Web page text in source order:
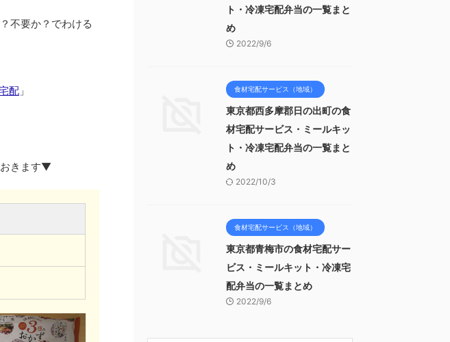
不要か？でわける
配」
おきます▼
ト・冷凍宅配弁当の一覧まと
め
2022/9/6
食材宅配サービス（地域）
東京都西多摩郡日の出町の食
材宅配サービス・ミールキッ
ト・冷凍宅配弁当の一覧まと
め
2022/10/3
食材宅配サービス（地域）
東京都青梅市の食材宅配サー
ビス・ミールキット・冷凍宅
配弁当の一覧まとめ
2022/9/6